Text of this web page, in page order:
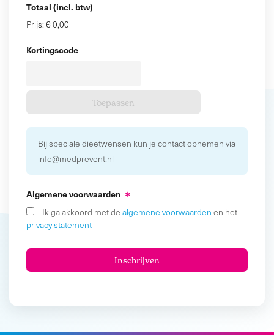
Totaal (incl. btw)
Prijs: € 0,00
Kortingscode
Bij speciale dieetwensen kun je contact opnemen via
info@medprevent.nl
Algemene voorwaarden
Ik ga akkoord met de algemene voorwaarden en het
privacy statement